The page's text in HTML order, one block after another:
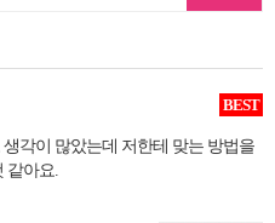
BEST
각이 많았는데 저한테 맞는 방법을
같아요.